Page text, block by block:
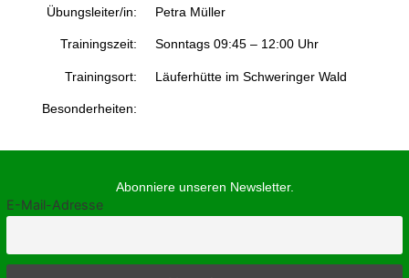
Übungsleiter/in:
Trainingszeit:
Trainingsort:
Besonderheiten:
Petra Müller
Sonntags 09:45 – 12:00 Uhr
Läuferhütte im Schweringer Wald
Abonniere unseren Newsletter.
E-Mail-Adresse